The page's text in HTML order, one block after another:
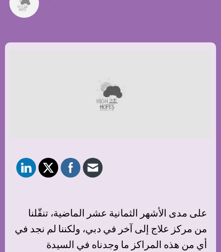
على مدى الأشهر الثمانية عشر الماضية، تنقّلنا
من مركز علاج إلى آخر في دبي، ولكننا لم نجد في
أي من هذه المراكز ما وجدناه في السيدة